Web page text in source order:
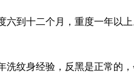
六到十二个月，重度一年以
纹身经验，反黑是正常的